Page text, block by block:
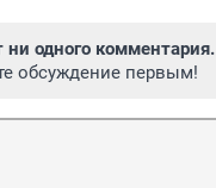
ни одного комментария.
обсуждение первым!